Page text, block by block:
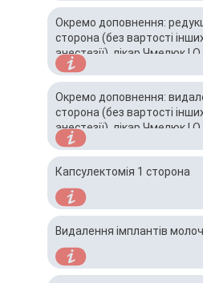
Окремо доповнення:
сторона (без вартості
анестезії), лікар Чмелюк І.О.
Окремо доповнення:
сторона (без вартості
анестезії), лікар Чмелюк І.О.
Капсулектомія 1 сторона
Видалення імплантів